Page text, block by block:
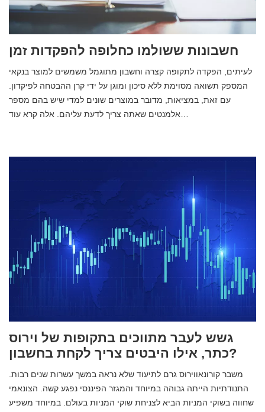
חשבונות ששולמו כחלופה להפקדות זמן
לעיתים, הפקדה לתקופה קצרה וחשבון מתוגמל משמשים למוצר בנקאי
המספק תשואה מסוימת ללא סיכון ומוגן על ידי קרן ההבטחה לפיקדון.
עם זאת, במציאות, מדובר במוצרים שונים למדי שיש בהם מספר
אלמנטים שאתה צריך לדעת עליהם. אלה קרא עוד…
גשש לעבר מתווכים בתקופות של וירוס
כתר, אילו היבטים צריך לקחת בחשבון?
משבר קורונאווירוס גרם לתיעוד שלא נראה במשך עשרות שנים רבות.
התנודתיות הייתה גבוהה במיוחד והמגזר הפיננסי נפגע קשה. הצונאמי
שחווה בשוקי המניות הביא לצניחת שוקי המניות בעולם. במיוחד משפיע